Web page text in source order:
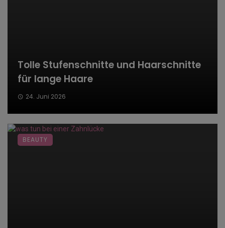
Tolle Stufenschnitte und Haarschnitte
für lange Haare
24. Juni 2026
BEAUTY